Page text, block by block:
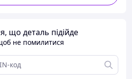
що деталь підійде
не помилитися